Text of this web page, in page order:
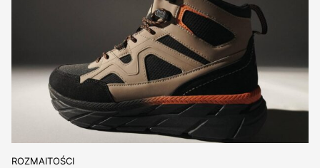
ROZMAITOŚCI